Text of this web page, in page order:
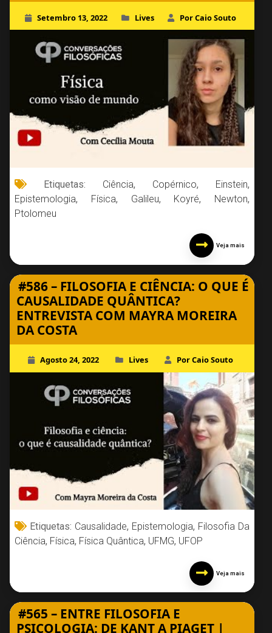
Setembro 13, 2022 Lives Por Caio Souto
Etiquetas: Ciência, Copérnico, Einstein,
Epistemologia, Física, Galileu, Koyré, Newton,
Ptolomeu
Veja mais
#586 – FILOSOFIA E CIÊNCIA: O QUE É
CAUSALIDADE QUÂNTICA?
ENTREVISTA COM MAYRA MOREIRA
DA COSTA
Agosto 24, 2022 Lives Por Caio Souto
Etiquetas: Causalidade, Epistemologia, Filosofia Da
Ciência, Física, Física Quântica, UFMG, UFOP
Veja mais
#565 – ENTRE FILOSOFIA E
PSICOLOGIA: DE KANT A PIAGET |